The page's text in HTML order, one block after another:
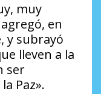
muy
en
y subrayó
lleven a la
ser
Paz».